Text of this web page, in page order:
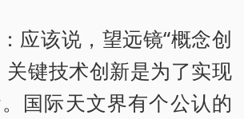
该说，望远镜“概念创
关键技术创新是为了实现
国际天文界有个公认的